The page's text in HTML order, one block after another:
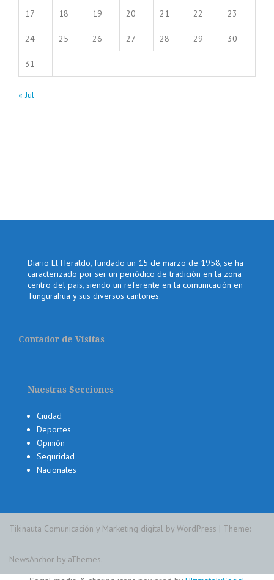
17 18 19 20 21 22 23
24 25 26 27 28 29 30
31
« Jul
Diario El Heraldo, fundado un 15 de marzo de 1958, se ha
caracterizado por ser un periódico de tradición en la zona
centro del país, siendo un referente en la comunicación en
Tungurahua y sus diversos cantones.
Contador de Visitas
Nuestras Secciones
Ciudad
Deportes
Opinión
Seguridad
Nacionales
Tikinauta Comunicación y Marketing digital by WordPress | Theme:
NewsAnchor by aThemes.